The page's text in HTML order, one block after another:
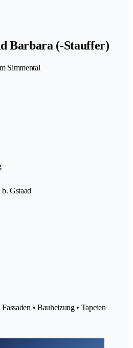
Barbara (-Stauffer)
Simmental
Gstaad
• Bauheizung • Tapeten